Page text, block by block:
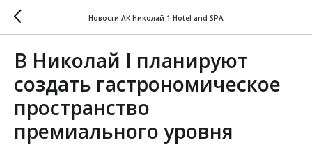
Новости АК Николай 1 Hotel and SPA
В Николай I планируют
создать гастрономическое
пространство
премиального уровня